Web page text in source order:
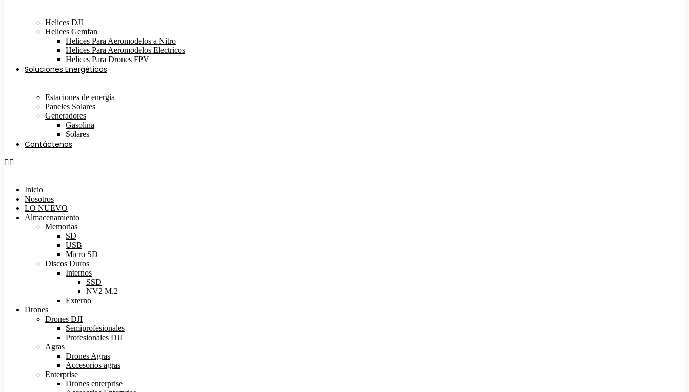
Helices DJI
Helices Gemfan
Helices Para Aeromodelos a Nitro
Helices Para Aeromodelos Electricos
Helices Para Drones FPV
Soluciones Energéticas
Estaciones de energía
Paneles Solares
Generadores
Gasolina
Solares
Contáctenos
Inicio
Nosotros
LO NUEVO
Almacenamiento
Memorias
SD
USB
Micro SD
Discos Duros
Internos
SSD
NV2 M.2
Externo
Drones
Drones DJI
Semiprofesionales
Profesionales DJI
Agras
Drones Agras
Accesorios agras
Enterprise
Drones enterprise